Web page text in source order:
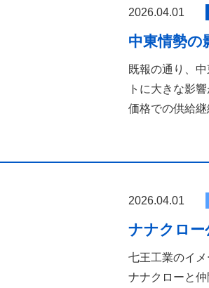
2026.04.01
中東情勢
既報の通り、
トに大きな影
価格での供給
2026.04.01
ナナクロ
七王工業のイ
ナナクローと